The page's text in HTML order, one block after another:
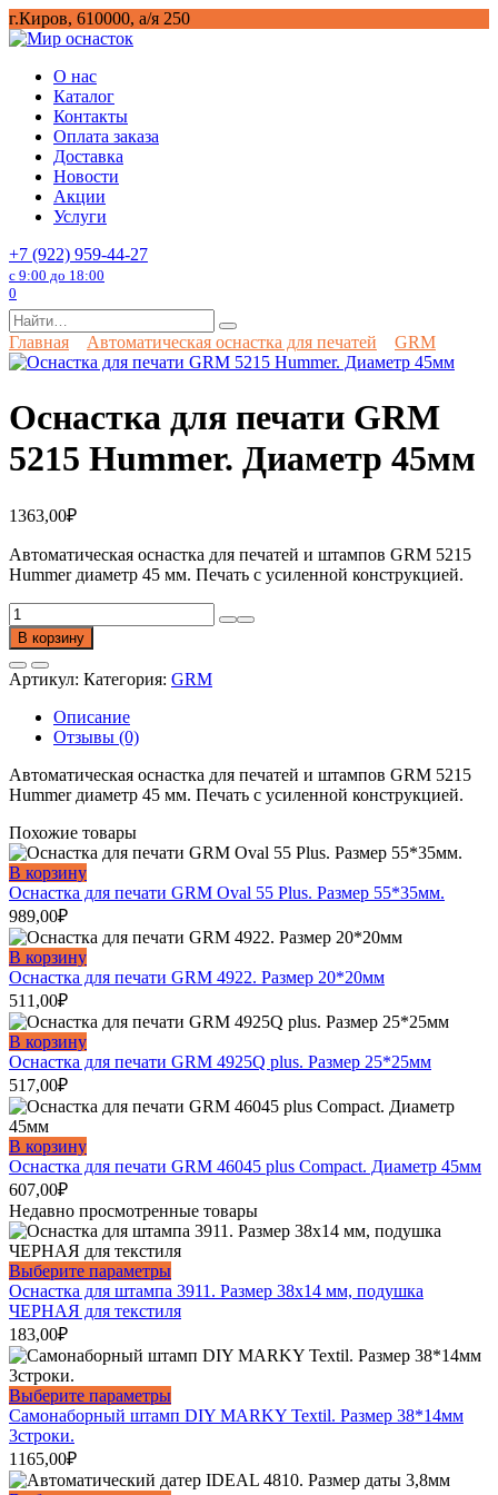
Перейти
к
г.Киров, 610000, а/я 250
О нас
Каталог
Контакты
Оплата заказа
Доставка
Новости
Акции
Услуги
+7 (922) 959-44-27
с 9:00 до 18:00
0
Search
for:
Главная Автоматическая оснастка для печатей GRM
Оснастка для печати GRM
5215 Hummer. Диаметр 45мм
1363,00₽
Автоматическая оснастка для печатей и штампов GRM 5215
Hummer диаметр 45 мм. Печать с усиленной конструкцией.
Количество
товара
Оснастка
для
печати
GRM
5215
Hummer.
Диаметр
45мм
В корзину
Артикул: Категория: GRM
Описание
Отзывы (0)
Автоматическая оснастка для печатей и штампов GRM 5215
Hummer диаметр 45 мм. Печать с усиленной конструкцией.
Похожие товары
В корзину
Оснастка для печати GRM Oval 55 Plus. Размер 55*35мм.
989,00₽
В корзину
Оснастка для печати GRM 4922. Размер 20*20мм
511,00₽
В корзину
Оснастка для печати GRM 4925Q plus. Размер 25*25мм
517,00₽
В корзину
Оснастка для печати GRM 46045 plus Compact. Диаметр 45мм
607,00₽
Недавно просмотренные товары
Выберите параметрыЭтот
товар
имеет
вариаций.
можно
выбрать
на
товара.
Оснастка для штампа 3911. Размер 38х14 мм, подушка
ЧЕРНАЯ для текстиля
183,00₽
Выберите параметрыЭтот
товар
вариаций.
Самонаборный штамп DIY MARKY Textil. Размер 38*14мм
3строки.
1165,00₽